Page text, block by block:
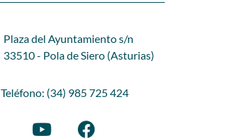
Plaza del Ayuntamiento s/n
33510 - Pola de Siero (Asturias)
Teléfono: (34) 985 725 424